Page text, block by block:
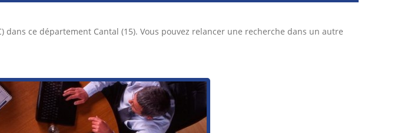
dans ce département Cantal (15). Vous pouvez relancer une recherche dans un autre